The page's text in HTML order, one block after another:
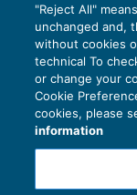
"Reject All"
unchanged and,
without cookies
technical To
or change your
Cookie
cookies, please
information